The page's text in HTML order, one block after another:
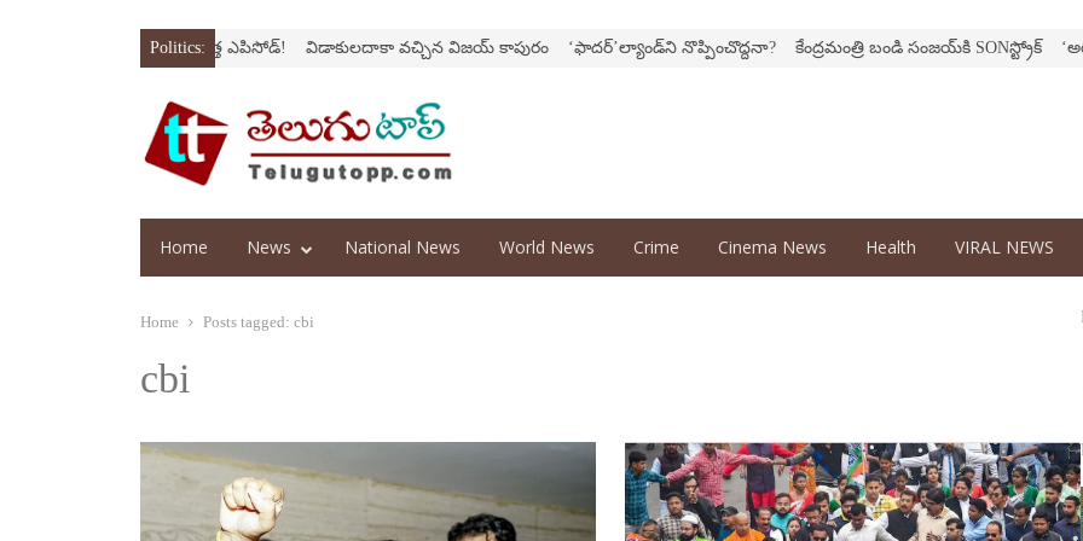
Politics:
‘అర‌వ’ సిరీస్‌లో కొత్త ఎపిసోడ్‌! విడాకులదాకా వచ్చిన విజయ్‌ కాపురం ‘ఫాదర్‌’ల్యాండ్‌ని నొప్పించొద్దనా? కేంద్ర‌మంత్రి బండి సంజ‌య్‌కి SONస్ట్రోక్‌ ‘అర‌వ’
Home News National News World News Crime Cinema News Health VIRAL NEWS
Home Posts tagged: cbi
cbi